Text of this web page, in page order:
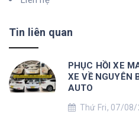
Tin liên quan
PHỤC HỒI XE
XE VỀ NGUYÊN
AUTO
Thứ Fri, 07/08/